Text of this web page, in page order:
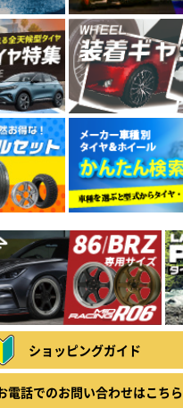
ショッピングガイド
電話でのお問い合わせはこちら